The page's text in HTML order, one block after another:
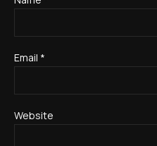
Email *
Website